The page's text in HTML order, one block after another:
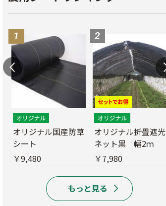
オリジナル国産防草
シート
￥9,480
オリジナル折畳遮光
ネット黒 幅2ｍ
￥7,980